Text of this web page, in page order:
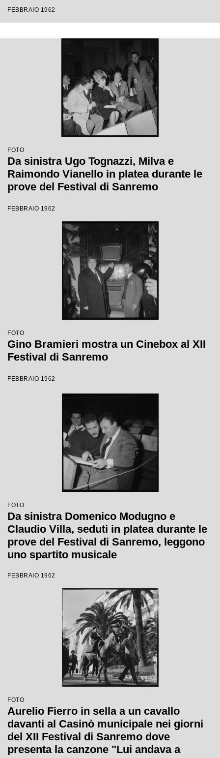
FEBBRAIO 1962
FOTO
Da sinistra Ugo Tognazzi, Milva e
Raimondo Vianello in platea durante le
prove del Festival di Sanremo
FEBBRAIO 1962
FOTO
Gino Bramieri mostra un Cinebox al XII
Festival di Sanremo
FEBBRAIO 1962
FOTO
Da sinistra Domenico Modugno e
Claudio Villa, seduti in platea durante le
prove del Festival di Sanremo, leggono
uno spartito musicale
FEBBRAIO 1962
FOTO
Aurelio Fierro in sella a un cavallo
davanti al Casinò municipale nei giorni
del XII Festival di Sanremo dove
presenta la canzone "Lui andava a